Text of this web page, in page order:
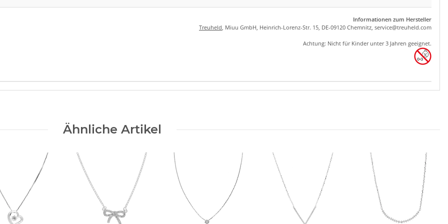
Informationen zum Hersteller
Treuheld, Miuu GmbH, Heinrich-Lorenz-Str. 15, DE-09120 Chemnitz, service@treuheld.com
Achtung: Nicht für Kinder unter 3 Jahren geeignet.
Ähnliche Artikel